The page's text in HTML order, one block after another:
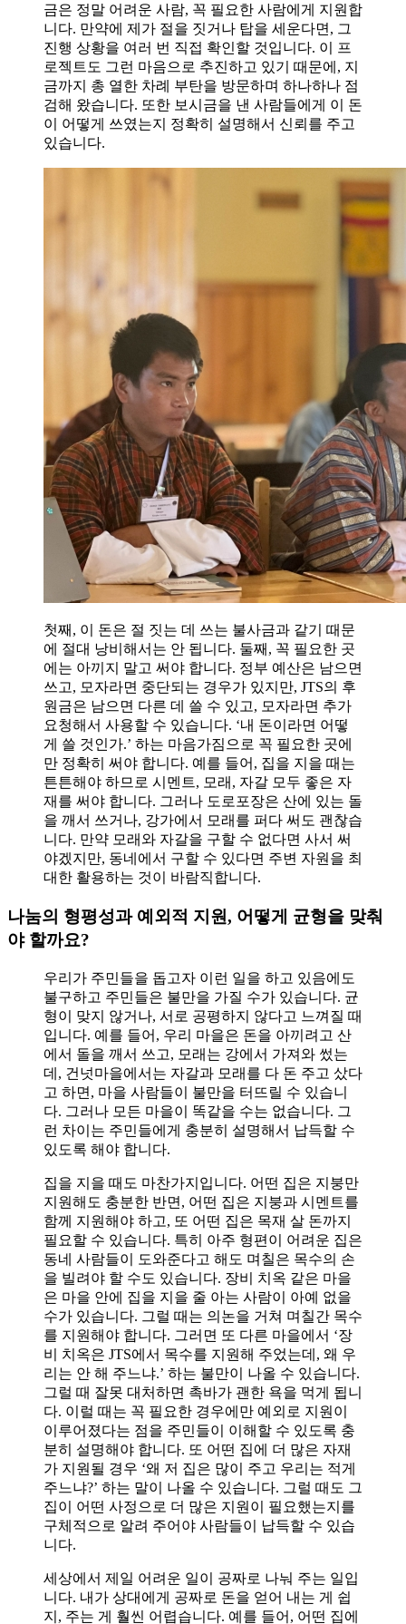
금은 정말 어려운 사람, 꼭 필요한 사람에게 지원합
니다. 만약에 제가 절을 짓거나 탑을 세운다면, 그
진행 상황을 여러 번 직접 확인할 것입니다. 이 프
로젝트도 그런 마음으로 추진하고 있기 때문에, 지
금까지 총 열한 차례 부탄을 방문하며 하나하나 점
검해 왔습니다. 또한 보시금을 낸 사람들에게 이 돈
이 어떻게 쓰였는지 정확히 설명해서 신뢰를 주고
있습니다.
첫째, 이 돈은 절 짓는 데 쓰는 불사금과 같기 때문
에 절대 낭비해서는 안 됩니다. 둘째, 꼭 필요한 곳
에는 아끼지 말고 써야 합니다. 정부 예산은 남으면
쓰고, 모자라면 중단되는 경우가 있지만, JTS의 후
원금은 남으면 다른 데 쓸 수 있고, 모자라면 추가
요청해서 사용할 수 있습니다. ‘내 돈이라면 어떻
게 쓸 것인가.’ 하는 마음가짐으로 꼭 필요한 곳에
만 정확히 써야 합니다. 예를 들어, 집을 지을 때는
튼튼해야 하므로 시멘트, 모래, 자갈 모두 좋은 자
재를 써야 합니다. 그러나 도로포장은 산에 있는 돌
을 깨서 쓰거나, 강가에서 모래를 퍼다 써도 괜찮습
니다. 만약 모래와 자갈을 구할 수 없다면 사서 써
야겠지만, 동네에서 구할 수 있다면 주변 자원을 최
대한 활용하는 것이 바람직합니다.
나눔의 형평성과 예외적 지원, 어떻게 균형을 맞춰
야 할까요?
우리가 주민들을 돕고자 이런 일을 하고 있음에도
불구하고 주민들은 불만을 가질 수가 있습니다. 균
형이 맞지 않거나, 서로 공평하지 않다고 느껴질 때
입니다. 예를 들어, 우리 마을은 돈을 아끼려고 산
에서 돌을 깨서 쓰고, 모래는 강에서 가져와 썼는
데, 건넛마을에서는 자갈과 모래를 다 돈 주고 샀다
고 하면, 마을 사람들이 불만을 터뜨릴 수 있습니
다. 그러나 모든 마을이 똑같을 수는 없습니다. 그
런 차이는 주민들에게 충분히 설명해서 납득할 수
있도록 해야 합니다.
집을 지을 때도 마찬가지입니다. 어떤 집은 지붕만
지원해도 충분한 반면, 어떤 집은 지붕과 시멘트를
함께 지원해야 하고, 또 어떤 집은 목재 살 돈까지
필요할 수 있습니다. 특히 아주 형편이 어려운 집은
동네 사람들이 도와준다고 해도 며칠은 목수의 손
을 빌려야 할 수도 있습니다. 장비 치옥 같은 마을
은 마을 안에 집을 지을 줄 아는 사람이 아예 없을
수가 있습니다. 그럴 때는 의논을 거쳐 며칠간 목수
를 지원해야 합니다. 그러면 또 다른 마을에서 ‘장
비 치옥은 JTS에서 목수를 지원해 주었는데, 왜 우
리는 안 해 주느냐.’ 하는 불만이 나올 수 있습니다.
그럴 때 잘못 대처하면 촉바가 괜한 욕을 먹게 됩니
다. 이럴 때는 꼭 필요한 경우에만 예외로 지원이
이루어졌다는 점을 주민들이 이해할 수 있도록 충
분히 설명해야 합니다. 또 어떤 집에 더 많은 자재
가 지원될 경우 ‘왜 저 집은 많이 주고 우리는 적게
주느냐?’ 하는 말이 나올 수 있습니다. 그럴 때도 그
집이 어떤 사정으로 더 많은 지원이 필요했는지를
구체적으로 알려 주어야 사람들이 납득할 수 있습
니다.
세상에서 제일 어려운 일이 공짜로 나눠 주는 일입
니다. 내가 상대에게 공짜로 돈을 얻어 내는 게 쉽
지, 주는 게 훨씬 어렵습니다. 예를 들어, 어떤 집에